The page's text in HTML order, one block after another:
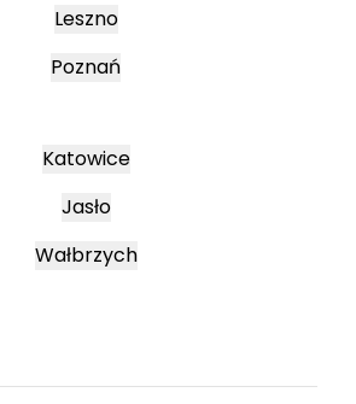
Leszno
Poznań
Katowice
Jasło
Wałbrzych